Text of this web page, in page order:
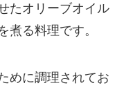
たオリーブオイル
煮る料理です。
めに調理されてお